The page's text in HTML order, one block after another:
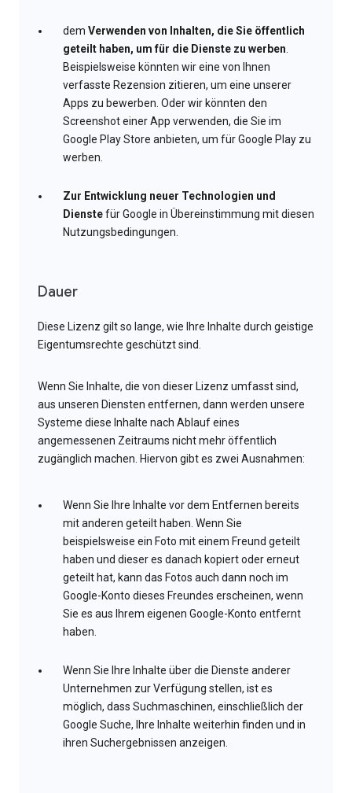
dem Verwenden von Inhalten, die Sie öffentlich
geteilt haben, um für die Dienste zu werben.
Beispielsweise könnten wir eine von Ihnen
verfasste Rezension zitieren, um eine unserer
Apps zu bewerben. Oder wir könnten den
Screenshot einer App verwenden, die Sie im
Google Play Store anbieten, um für Google Play zu
werben.
Zur Entwicklung neuer Technologien und
Dienstefür Google in Übereinstimmung mit diesen
Nutzungsbedingungen.
Dauer
Diese Lizenz gilt so lange, wie Ihre Inhalte durch geistige
Eigentumsrechte geschützt sind.
Wenn Sie Inhalte, die von dieser Lizenz umfasst sind,
aus unseren Diensten entfernen, dann werden unsere
Systeme diese Inhalte nach Ablauf eines
angemessenen Zeitraums nicht mehr öffentlich
zugänglich machen. Hiervon gibt es zwei Ausnahmen:
Wenn Sie Ihre Inhalte vor dem Entfernen bereits
mit anderen geteilt haben. Wenn Sie
beispielsweise ein Foto mit einem Freund geteilt
haben und dieser es danach kopiert oder erneut
geteilt hat, kann das Fotos auch dann noch im
Google-Konto dieses Freundes erscheinen, wenn
Sie es aus Ihrem eigenen Google-Konto entfernt
haben.
Wenn Sie Ihre Inhalte über die Dienste anderer
Unternehmen zur Verfügung stellen, ist es
möglich, dass Suchmaschinen, einschließlich der
Google Suche, Ihre Inhalte weiterhin finden und in
ihren Suchergebnissen anzeigen.